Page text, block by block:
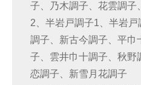
子、乃木調子、花雲調子
2、半岩戸調子1、半岩
調子、新古今調子、平巾
子、雲井巾十調子、秋野
恋調子、新雪月花調子